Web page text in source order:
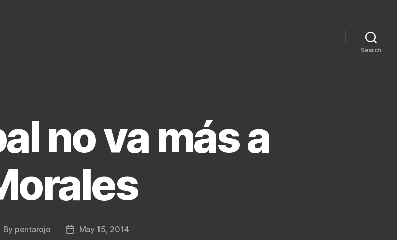
Search
no va más a
By pentarojo
PostMay 15, 2014